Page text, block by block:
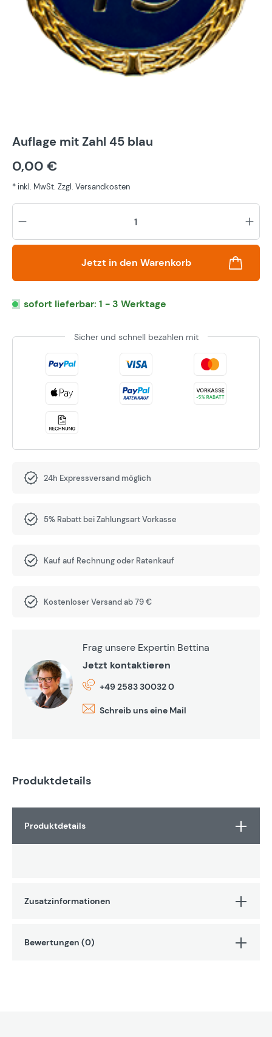
Auflage mit Zahl 45 blau
0,00 €
* inkl. MwSt. Zzgl. Versandkosten
Jetzt in den Warenkorb
sofort lieferbar: 1 - 3 Werktage
Sicher und schnell bezahlen mit
24h Expressversand möglich
5% Rabatt bei Zahlungsart Vorkasse
Kauf auf Rechnung oder Ratenkauf
Kostenloser Versand ab 79 €
Frag unsere Expertin Bettina
Jetzt kontaktieren
+49 2583 30032 0
Schreib uns eine Mail
Produktdetails
Produktdetails
Zusatzinformationen
Bewertungen (0)